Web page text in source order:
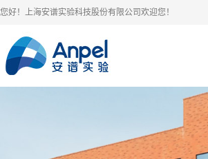
您好！上海安谱实验科技股份有限公司欢迎您！